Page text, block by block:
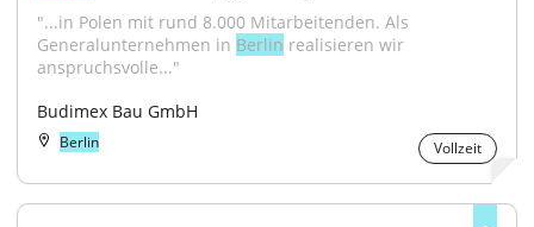
"...in Polen mit rund 8.000 Mitarbeitenden. Als
Generalunternehmen in Berlin realisieren wir
anspruchsvolle..."
Budimex Bau GmbH
Berlin Vollzeit